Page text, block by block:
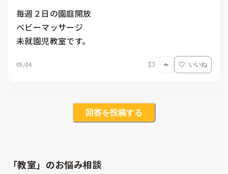
毎週２日の園庭開放
ベビーマッサージ
未就園児教室です。
05/04 いいね
回答を投稿する
「教室」のお悩み相談